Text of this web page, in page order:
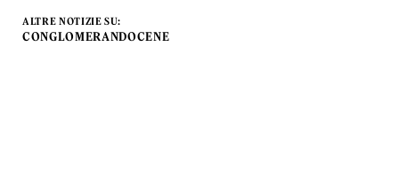
ALTRE NOTIZIE SU:
CONGLOMERANDOCENE